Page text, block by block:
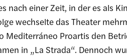
nach einer Zeit, in der es als
wechselte das Theater
Proartis den
in „La Strada“. Dennoch